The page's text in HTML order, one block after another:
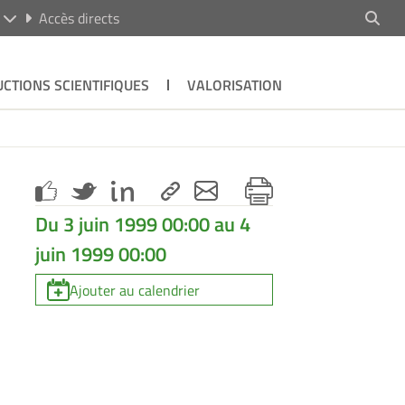
Accès directs
SCIENTIFIQUES VALORISATION
Du 3 juin 1999 00:00 au 4
juin 1999 00:00
Ajouter au calendrier